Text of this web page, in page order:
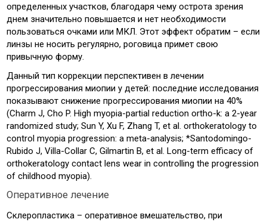
определенных участков, благодаря чему острота зрения
днем значительно повышается и нет необходимости
пользоваться очками или МКЛ. Этот эффект обратим – если
линзы не носить регулярно, роговица примет свою
привычную форму.
Данный тип коррекции перспективен в лечении
прогрессирования миопии у детей: последние исследования
показывают снижение прогрессирования миопии на 40%
(Charm J, Cho P. High myopia-partial reduction ortho-k: a 2-year
randomized study; Sun Y, Xu F, Zhang T, et al. orthokeratology to
control myopia progression: a meta-analysis; *Santodomingo-
Rubido J, Villa-Collar C, Gilmartin B, et al. Long-term efficacy of
orthokeratology contact lens wear in controlling the progression
of childhood myopia).
Оперативное лечение
Склеропластика – оперативное вмешательство, при